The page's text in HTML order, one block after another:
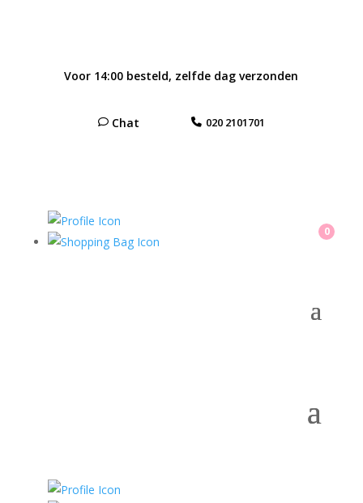
Voor 14:00 besteld, zelfde dag verzonden
Chat 020 2101701
0